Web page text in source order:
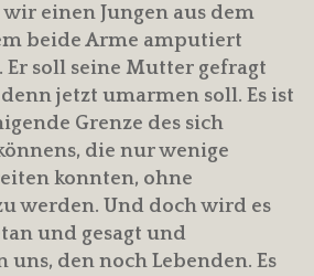
wir einen Jungen aus dem
beide Arme amputiert
soll seine Mutter gefragt
jetzt umarmen soll. Es ist
Grenze des sich
die nur wenige
konnten, ohne
werden. Und doch wird es
und gesagt und
den noch Lebenden. Es